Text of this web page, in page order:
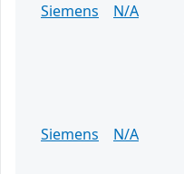
Siemens
N/A
Siemens
N/A